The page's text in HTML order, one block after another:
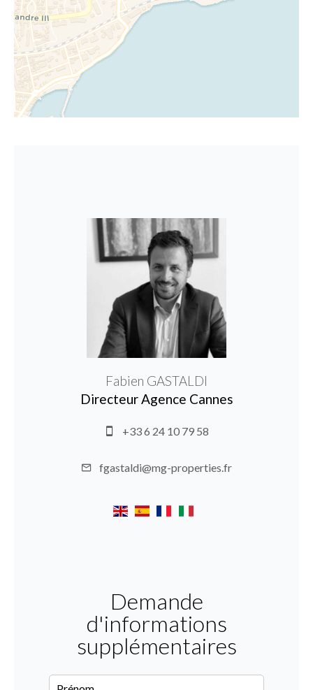
Fabien GASTALDI
Directeur Agence Cannes
+33 6 24 10 79 58
fgastaldi@mg-properties.fr
Demande
d'informations
supplémentaires